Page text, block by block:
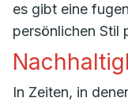
es gibt eine
persönlichen Stil
In Zeiten, in